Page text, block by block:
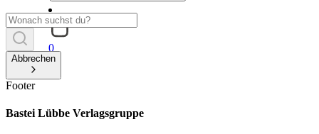
0
Abbrechen
Footer
Bastei Lübbe Verlagsgruppe